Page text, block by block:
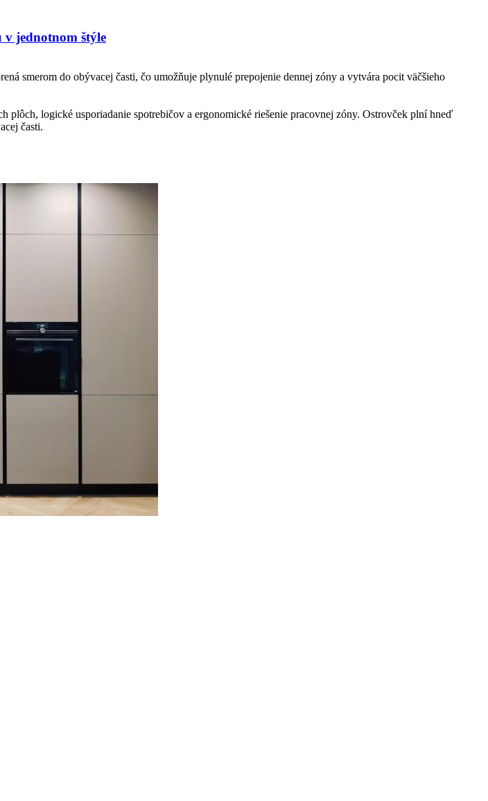
v jednotnom štýle
smerom do obývacej časti, čo umožňuje plynulé prepojenie dennej zóny a vytvára pocit väčšieho
logické usporiadanie spotrebičov a ergonomické riešenie pracovnej zóny. Ostrovček plní hneď
časti.